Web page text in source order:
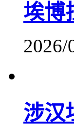
埃博
2026/
涉汉